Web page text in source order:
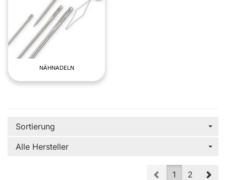
NÄHNADELN
Sortierung
Alle Hersteller
Prev
1 2